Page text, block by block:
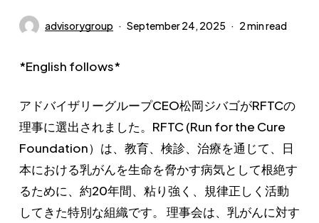
advisorygroup September 24, 2025 2 min read
*English follows*
アドバイザリーグループCEO松岡ジバゴがRFTCの
理事に選出されました。RFTC (Run for the Cure
Foundation）は、教育、検診、治療を通じて、日
本における乳がんを生命を脅かす病気として根絶す
るために、約20年間、粘り強く、規律正しく活動
してきた特別な組織です。 理事会は、乳がんに対す